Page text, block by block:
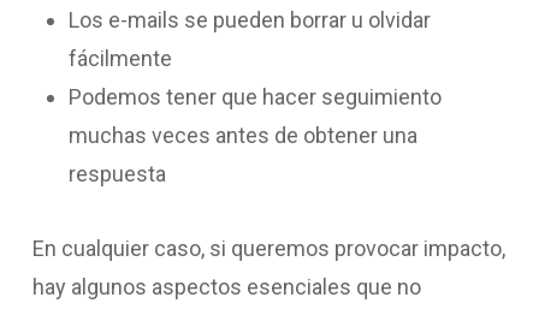
Los e-mails se pueden borrar u olvidar
fácilmente
Podemos tener que hacer seguimiento
muchas veces antes de obtener una
respuesta
En cualquier caso, si queremos provocar impacto,
hay algunos aspectos esenciales que no